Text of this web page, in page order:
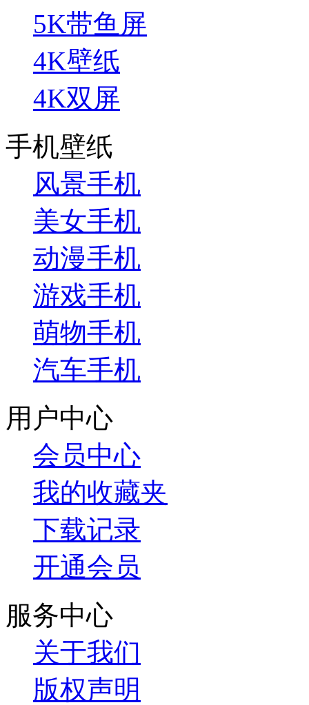
5K带鱼屏
4K壁纸
4K双屏
手机壁纸
风景手机
美女手机
动漫手机
游戏手机
萌物手机
汽车手机
用户中心
会员中心
我的收藏夹
下载记录
开通会员
服务中心
关于我们
版权声明